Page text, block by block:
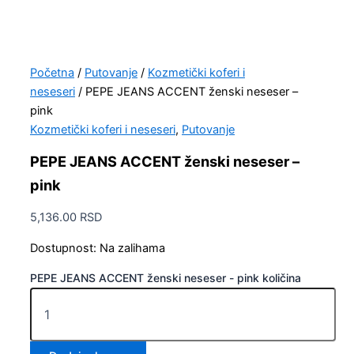
Početna / Putovanje / Kozmetički koferi i
neseseri / PEPE JEANS ACCENT ženski neseser –
pink
Kozmetički koferi i neseseri, Putovanje
PEPE JEANS ACCENT ženski neseser –
pink
5,136.00 RSD
Dostupnost: Na zalihama
PEPE JEANS ACCENT ženski neseser - pink količina